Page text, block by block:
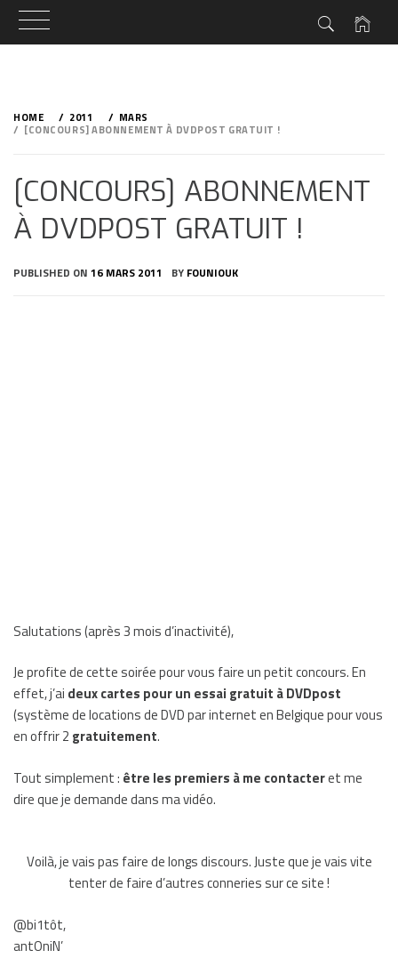
content
HOME 2011
MARS
[CONCOURS] ABONNEMENT À DVDPOST GRATUIT !
[CONCOURS] ABONNEMENT
À DVDPOST GRATUIT !
PUBLISHED ON 16 MARS 2011 BY FOUNIOUK
Salutations (après 3 mois d’inactivité),
Je profite de cette soirée pour vous faire un petit concours. En
effet, j’ai deux cartes pour un essai gratuit à DVDpost
(système de locations de DVD par internet en Belgique pour vous
en offrir 2 gratuitement.
Tout simplement : être les premiers à me contacteret me
dire que je demande dans ma vidéo.
Voilà, je vais pas faire de longs discours. Juste que je vais vite
tenter de faire d’autres conneries sur ce site !
@bi1tôt,
antOniN’